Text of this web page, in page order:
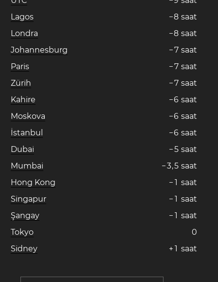
Lagos
−8 saat
Londra
−8 saat
Johannesburg
−7 saat
Paris
−7 saat
Zürih
−7 saat
Kahire
−6 saat
Moskova
−6 saat
İstanbul
−6 saat
Dubai
−5 saat
Mumbai
−3,5 saat
Hong Kong
− 1 saat
Singapur
− 1 saat
Şangay
− 1 saat
Tokyo
0
Sidney
+ 1 saat